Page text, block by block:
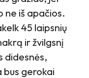
ne iš apačios.
45 laipsnių
ir žvilgsnį
didesnės,
gerokai